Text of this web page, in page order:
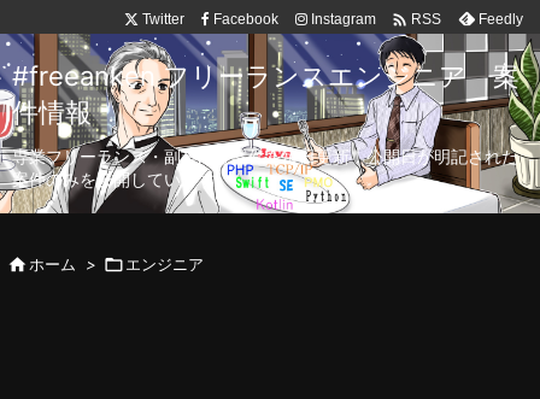
Twitter Facebook Instagram  RSS Feedly
#freeanken フリーランスエンジニア 案
件情報
専業フリーランス・副業向け案件を毎日更新！公開日が明記された
案件のみを公開しています。
ホーム > エンジニア